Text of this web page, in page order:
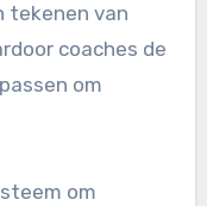
tekenen van
coaches de
om
om